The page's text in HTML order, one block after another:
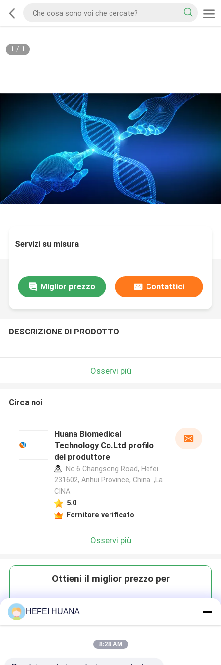
1 / 1
Servizi su misura
Miglior prezzo Contattici
DESCRIZIONE DI PRODOTTO
Osservi più
Circa noi
Huana Biomedical
Technology Co.Ltd profilo
del produttore
No.6 Changsong Road, Hefei
231602, Anhui Province, China. ,La
CINA
5.0
Fornitore verificato
Osservi più
Ottieni il miglior prezzo per
HEFEI HUANA
8:28 AM